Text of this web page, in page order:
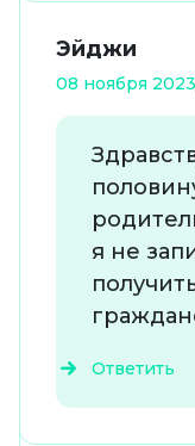
Эйджи
08 ноября
я не
Ответить